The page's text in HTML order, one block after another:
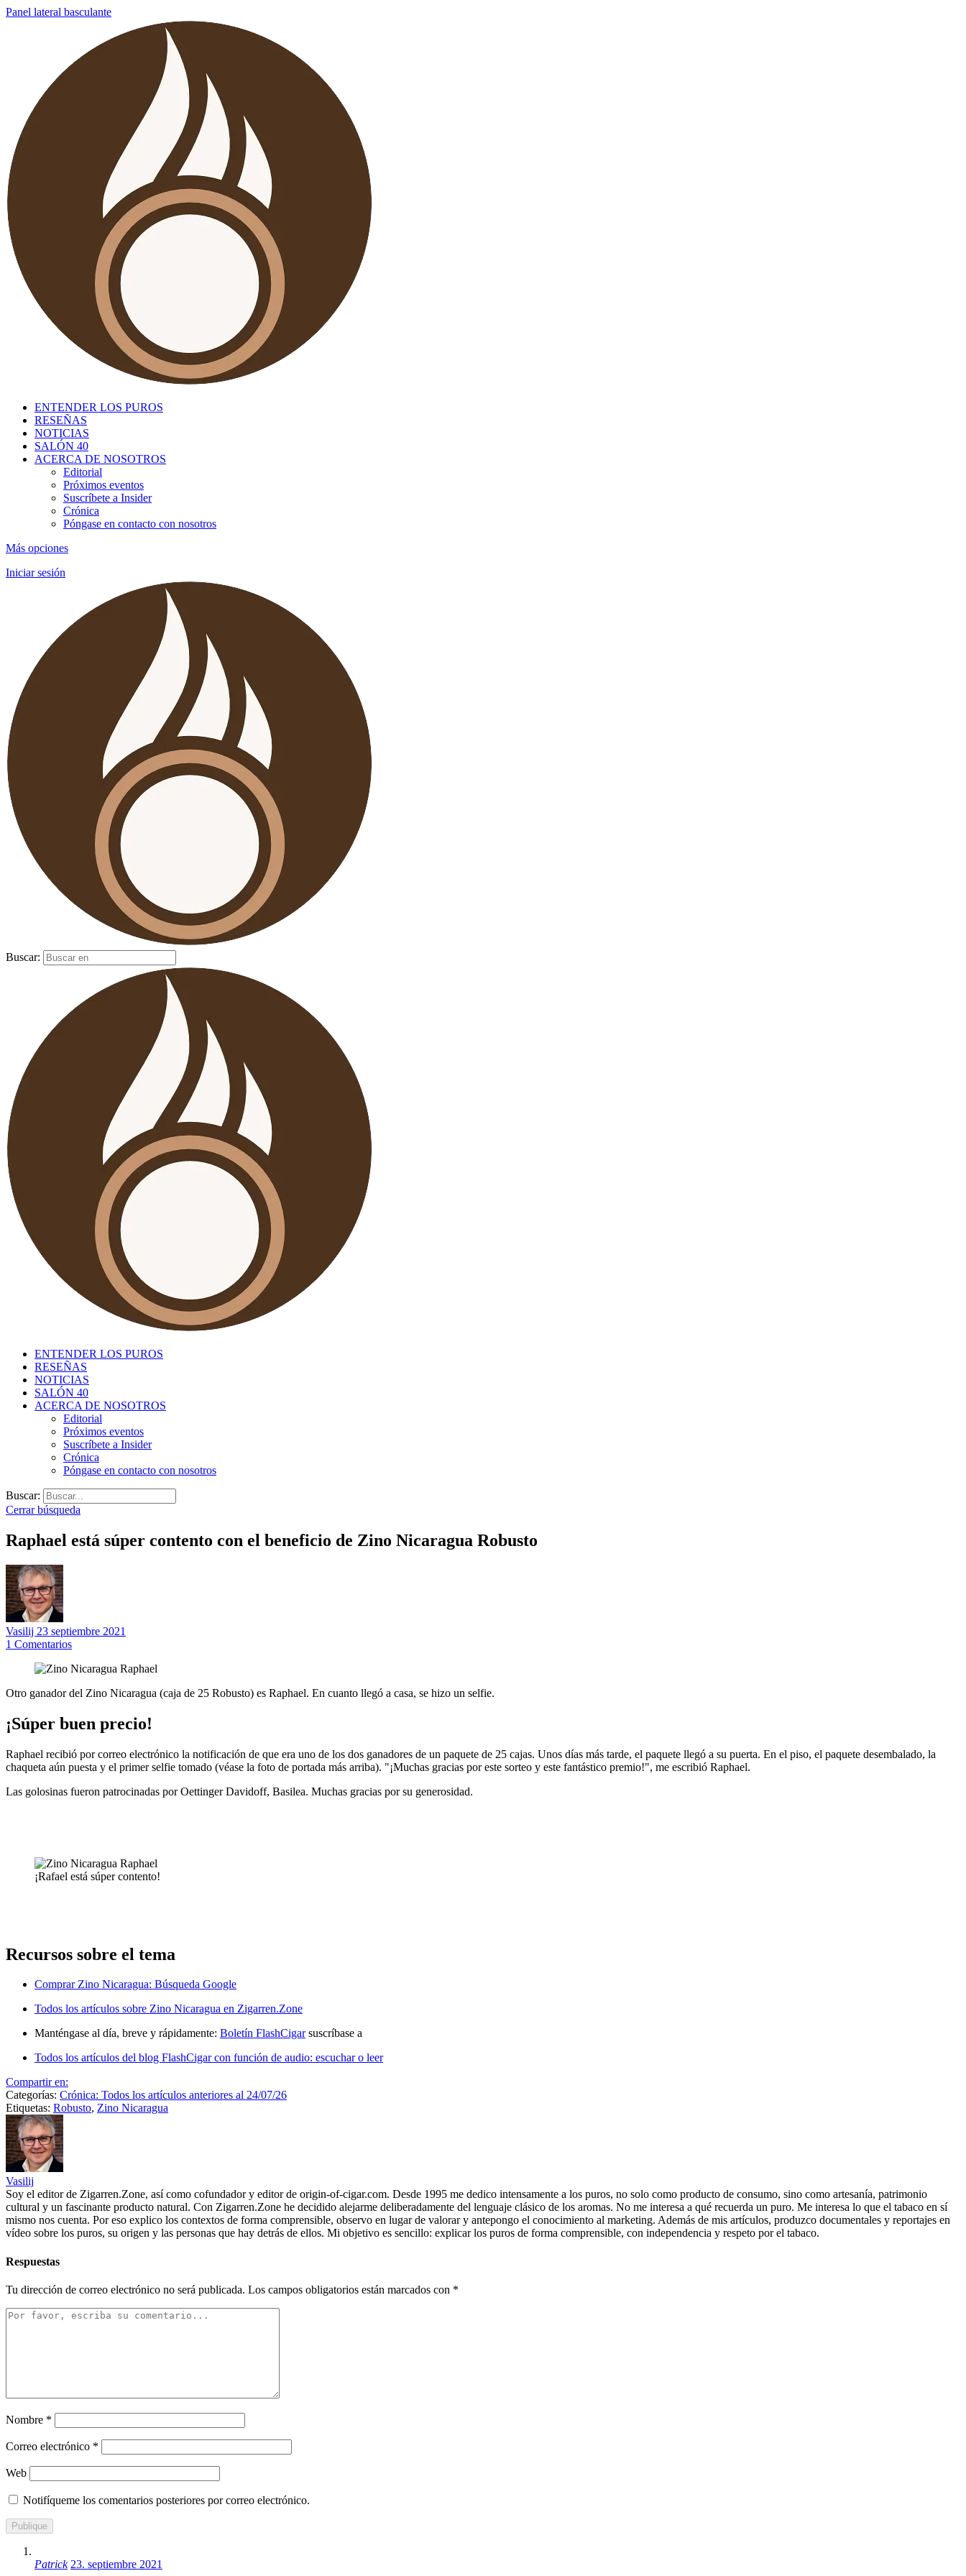
Panel lateral basculante
ENTENDER LOS PUROS
RESEÑAS
NOTICIAS
SALÓN 40
ACERCA DE NOSOTROS
Editorial
Próximos eventos
Suscríbete a Insider
Crónica
Póngase en contacto con nosotros
Más opciones
Iniciar sesión
Buscar:
ENTENDER LOS PUROS
RESEÑAS
NOTICIAS
SALÓN 40
ACERCA DE NOSOTROS
Editorial
Próximos eventos
Suscríbete a Insider
Crónica
Póngase en contacto con nosotros
Buscar:
Cerrar búsqueda
Raphael está súper contento con el beneficio de Zino Nicaragua Robusto
Vasilij 23 septiembre 2021
1 Comentarios
Otro ganador del Zino Nicaragua (caja de 25 Robusto) es Raphael. En cuanto llegó a casa, se hizo un selfie.
¡Súper buen precio!
Raphael recibió por correo electrónico la notificación de que era uno de los dos ganadores de un paquete de 25 cajas. Unos días más tarde, el paquete llegó a su puerta. En el piso, el paquete desembalado, la
chaqueta aún puesta y el primer selfie tomado (véase la foto de portada más arriba). "¡Muchas gracias por este sorteo y este fantástico premio!", me escribió Raphael.
Las golosinas fueron patrocinadas por Oettinger Davidoff, Basilea. Muchas gracias por su generosidad.
¡Rafael está súper contento!
Recursos sobre el tema
Comprar Zino Nicaragua: Búsqueda Google
Todos los artículos sobre Zino Nicaragua en Zigarren.Zone
Manténgase al día, breve y rápidamente: Boletín FlashCigarsuscríbase a
Todos los artículos del blog FlashCigar con función de audio: escuchar o leer
Compartir en:
Categorías: Crónica: Todos los artículos anteriores al 24/07/26
Etiquetas: Robusto, Zino Nicaragua
Vasilij
Soy el editor de Zigarren.Zone, así como cofundador y editor de origin-of-cigar.com. Desde 1995 me dedico intensamente a los puros, no solo como producto de consumo, sino como artesanía, patrimonio
cultural y un fascinante producto natural. Con Zigarren.Zone he decidido alejarme deliberadamente del lenguaje clásico de los aromas. No me interesa a qué recuerda un puro. Me interesa lo que el tabaco en sí
mismo nos cuenta. Por eso explico los contextos de forma comprensible, observo en lugar de valorar y antepongo el conocimiento al marketing. Además de mis artículos, produzco documentales y reportajes en
vídeo sobre los puros, su origen y las personas que hay detrás de ellos. Mi objetivo es sencillo: explicar los puros de forma comprensible, con independencia y respeto por el tabaco.
Respuestas
Tu dirección de correo electrónico no será publicada. Los campos obligatorios están marcados con *
Nombre *
Correo electrónico *
Web
Notifíqueme los comentarios posteriores por correo electrónico.
Patrick 23. septiembre 2021